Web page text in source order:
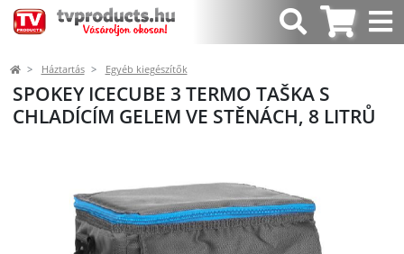
Háztartás Egyéb kiegészítők
SPOKEY ICECUBE 3 TERMO TAŠKA S
CHLADÍCÍM GELEM VE STĚNÁCH, 8 LITRŮ